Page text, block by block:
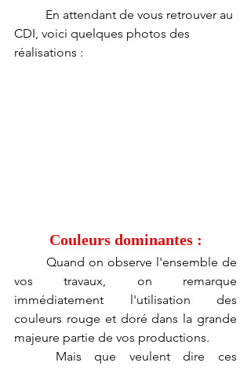
CDI, voici quelques photos des
réalisations :
Couleurs dominantes :
vos travaux, on remarque
immédiatement l'utilisation des
couleurs rouge et doré dans la grande
majeure partie de vos productions.